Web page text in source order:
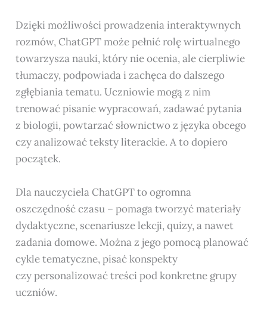
Dzięki możliwości prowadzenia interaktywnych
rozmów, ChatGPT może pełnić rolę wirtualnego
towarzysza nauki, który nie ocenia, ale cierpliwie
tłumaczy, podpowiada i zachęca do dalszego
zgłębiania tematu. Uczniowie mogą z nim
trenować pisanie wypracowań, zadawać pytania
z biologii, powtarzać słownictwo z języka obcego
czy analizować teksty literackie. A to dopiero
początek.
Dla nauczyciela ChatGPT to ogromna
oszczędność czasu – pomaga tworzyć materiały
dydaktyczne, scenariusze lekcji, quizy, a nawet
zadania domowe. Można z jego pomocą planować
cykle tematyczne, pisać konspekty
czy personalizować treści pod konkretne grupy
uczniów.